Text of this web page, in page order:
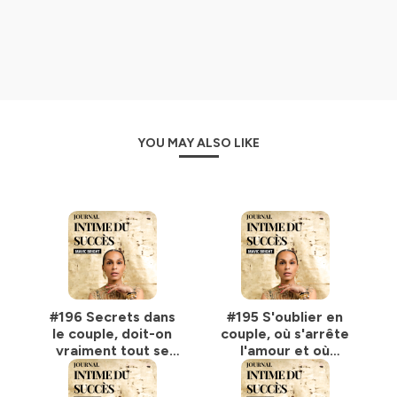
croyances limitantes), peur de décevoir, loyautés
inconscientes, syndrome de l’imposteur, complexes, etc
et des conversations franches sur des sujets encore
tabous :sexe,préménopause
relations
amoureuses, ou ce qu’implique de réussir… en restant
une femme
Ce n’est pas un podcast d’inspiration.
propulsion.
Pour toutes celles qui ont envie d’unsuccès au féminin
solide, nuancé, assumé.
Que tu sois entrepreneure, cadre, ou une femme qui
YOU MAY ALSO LIKE
#196 Secrets dans
le couple, doit-on
vraiment tout se
dire
#195 S'oublier en
couple, où s'arrête
l'amour et où
commence l'oubli
de soi